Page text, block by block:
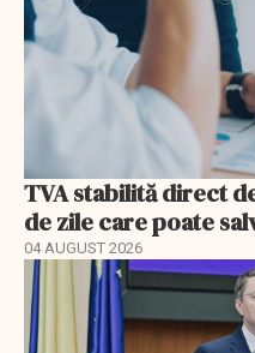
TVA stabilită direct
de zile care poate
04 AUGUST 2026